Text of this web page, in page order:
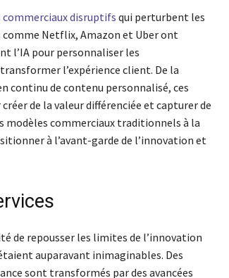
commerciaux disruptifs qui perturbent les
Netflix, Amazon et Uber ont
l’IA pour personnaliser les
l’expérience client. De la
continu de contenu personnalisé, ces
de la valeur différenciée et capturer de
modèles commerciaux traditionnels à la
à l’avant-garde de l’innovation et
de repousser les limites de l’innovation
auparavant inimaginables. Des
sont transformés par des avancées